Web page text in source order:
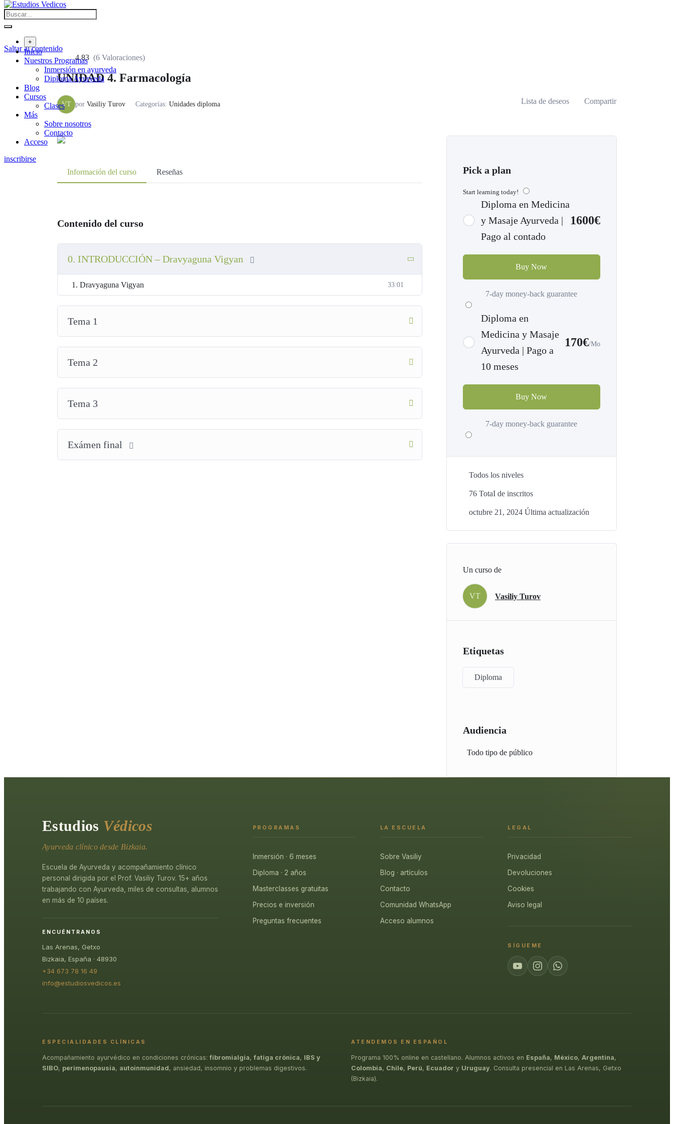
Saltar al contenido
+
Inicio
Nuestros Programas
Inmersión en ayurveda
Diploma Ayurveda
Blog
Cursos
Clases
Más
Sobre nosotros
Contacto
Acceso
inscribirse
4.83 (6 Valoraciones)
UNIDAD 4. Farmacología
VT por Vasiliy Turov Categorías: Unidades diploma Lista de deseos Compartir
Información del curso Reseñas
Contenido del curso
0. INTRODUCCIÓN – Dravyaguna Vigyan
1. Dravyaguna Vigyan 33:01
Tema 1
Tema 2
Tema 3
Exámen final
Pick a plan
Start learning today!
Diploma en Medicina
y Masaje Ayurveda |
Pago al contado
1600€
Buy Now
7-day money-back guarantee
Diploma en
Medicina y Masaje
Ayurveda | Pago a
10 meses
170€/Mo
Buy Now
7-day money-back guarantee
Todos los niveles
76 TotaI de inscritos
octubre 21, 2024 Última actualización
Un curso de
VT Vasiliy Turov
Etiquetas
Diploma
Audiencia
Todo tipo de público
Estudios Védicos
Ayurveda clínico desde Bizkaia.
Escuela de Ayurveda y acompañamiento clínico
personal dirigida por el Prof. Vasiliy Turov. 15+ años
trabajando con Ayurveda, miles de consultas, alumnos
en más de 10 países.
ENCUÉNTRANOS
Las Arenas, Getxo
Bizkaia, España · 48930
+34 673 78 16 49
info@estudiosvedicos.es
PROGRAMAS
Inmersión · 6 meses
Diploma · 2 años
Masterclasses gratuitas
Precios e inversión
Preguntas frecuentes
LA ESCUELA
Sobre Vasiliy
Blog · artículos
Contacto
Comunidad WhatsApp
Acceso alumnos
LEGAL
Privacidad
Devoluciones
Cookies
Aviso legal
SÍGUEME
ESPECIALIDADES CLÍNICAS
Acompañamiento ayurvédico en condiciones crónicas:fibromialgia,fatiga crónica, IBS y
SIBO, perimenopausia, autoinmunidad, ansiedad, insomnio y problemas digestivos.
ATENDEMOS EN ESPAÑOL
Programa 100% online en castellano. Alumnos activos en España, México, Argentina,
Colombia, Chile, Perú, Ecuador y Uruguay. Consulta presencial en Las Arenas, Getxo
(Bizkaia).